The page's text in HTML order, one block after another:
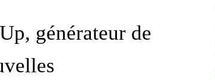
générateur de